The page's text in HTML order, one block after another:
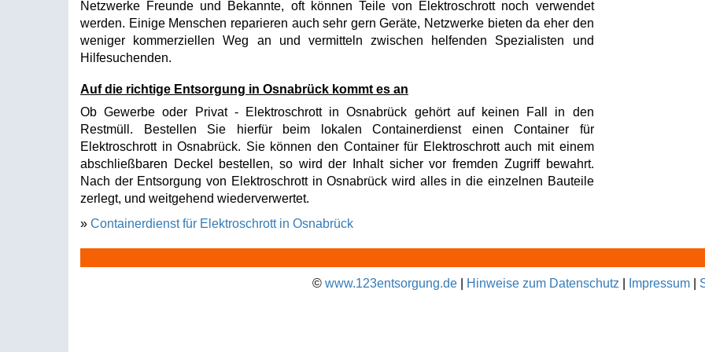
Netzwerke Freunde und Bekannte, oft können Teile von Elektroschrott noch verwendet
werden. Einige Menschen reparieren auch sehr gern Geräte, Netzwerke bieten da eher den
weniger kommerziellen Weg an und vermitteln zwischen helfenden Spezialisten und
Hilfesuchenden.
Auf die richtige Entsorgung in Osnabrück kommt es an
Ob Gewerbe oder Privat - Elektroschrott in Osnabrück gehört auf keinen Fall in den
Restmüll. Bestellen Sie hierfür beim lokalen Containerdienst einen Container für
Elektroschrott in Osnabrück. Sie können den Container für Elektroschrott auch mit einem
abschließbaren Deckel bestellen, so wird der Inhalt sicher vor fremden Zugriff bewahrt.
Nach der Entsorgung von Elektroschrott in Osnabrück wird alles in die einzelnen Bauteile
zerlegt, und weitgehend wiederverwertet.
» Containerdienst für Elektroschrott in Osnabrück
© www.123entsorgung.de| Hinweise zum Datenschutz Impressum|